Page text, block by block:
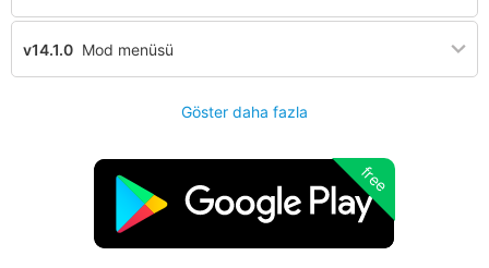
v14.1.0 Mod menüsü
Göster daha fazla
free